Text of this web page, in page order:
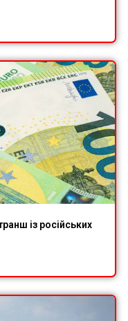
із російських